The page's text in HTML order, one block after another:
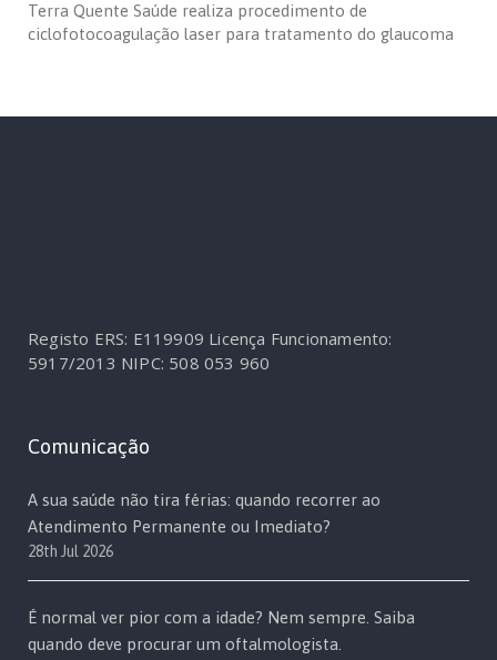
Terra Quente Saúde realiza procedimento de
ciclofotocoagulação laser para tratamento do glaucoma
Registo ERS: E119909 Licença Funcionamento:
5917/2013 NIPC: 508 053 960
Comunicação
A sua saúde não tira férias: quando recorrer ao
Atendimento Permanente ou Imediato?
28th Jul 2026
É normal ver pior com a idade? Nem sempre. Saiba
quando deve procurar um oftalmologista.